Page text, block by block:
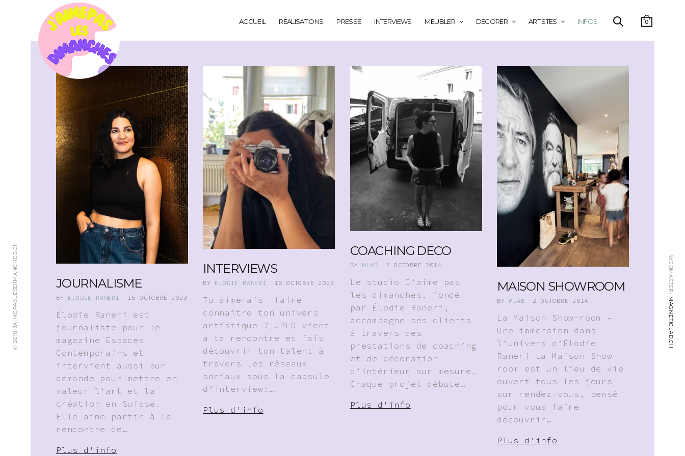
ACCUEIL REALISATIONS PRESSE INTERVIEWS MEUBLER DECORER ARTISTES INFOS 0
© 2018 JAIMEPASLESDIMANCHES.CH WEBMASTER:
MAGNETICLAB.CH
JOURNALISME
BY ELODIE RANERI 16 OCTOBRE 2023
Élodie Raneri est
journaliste pour le
magazine Espaces
Contemporains et
intervient aussi sur
demande pour mettre en
valeur l’art et la
création en Suisse.
Elle aime partir à la
rencontre de…
Plus d'info
INTERVIEWS
BY ELODIE RANERI 16 OCTOBRE 2023
Tu aimerais faire
connaître ton univers
artistique ? JPLD vient
à ta rencontre et fais
découvrir ton talent à
travers les réseaux
sociaux sous la capsule
d’interview:…
Plus d'info
COACHING DECO
BY MLAB 2 OCTOBRE 2014
Le studio J’aime pas
les dimanches, fondé
par Élodie Raneri,
accompagne ses clients
à travers des
prestations de coaching
et de décoration
d’intérieur sur mesure.
Chaque projet débute…
Plus d'info
MAISON SHOWROOM
BY MLAB 2 OCTOBRE 2014
La Maison Show-room –
Une immersion dans
l’univers d’Élodie
Raneri La Maison Show-
room est un lieu de vie
ouvert tous les jours
sur rendez-vous, pensé
pour vous faire
découvrir…
Plus d'info